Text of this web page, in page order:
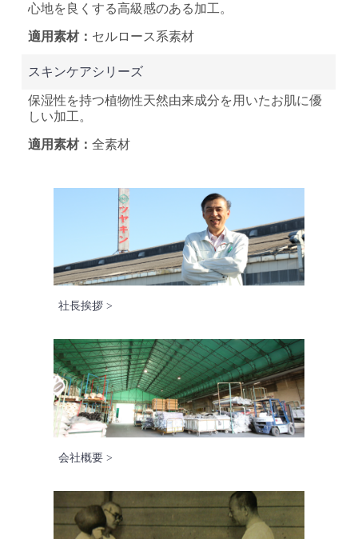
心地を良くする高級感のある加工。
セルロース系素材
スキンケアシリーズ
保湿性を持つ植物性天然由来成分を用いたお肌に優
しい加工。
全素材
社長挨拶 >
会社概要 >